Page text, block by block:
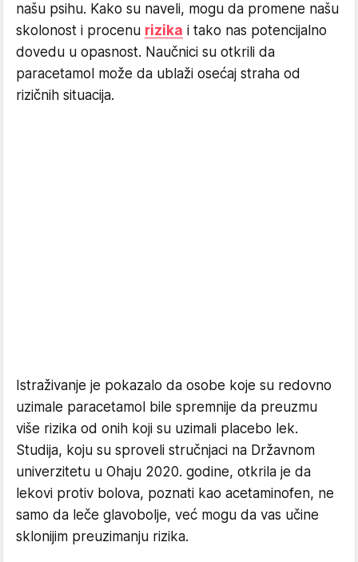
našu psihu. Kako su naveli, mogu da promene našu
skolonost i procenu rizika i tako nas potencijalno
dovedu u opasnost. Naučnici su otkrili da
paracetamol može da ublaži osećaj straha od
rizičnih situacija.
Istraživanje je pokazalo da osobe koje su redovno
uzimale paracetamol bile spremnije da preuzmu
više rizika od onih koji su uzimali placebo lek.
Studija, koju su sproveli stručnjaci na Državnom
univerzitetu u Ohaju 2020. godine, otkrila je da
lekovi protiv bolova, poznati kao acetaminofen, ne
samo da leče glavobolje, već mogu da vas učine
sklonijim preuzimanju rizika.